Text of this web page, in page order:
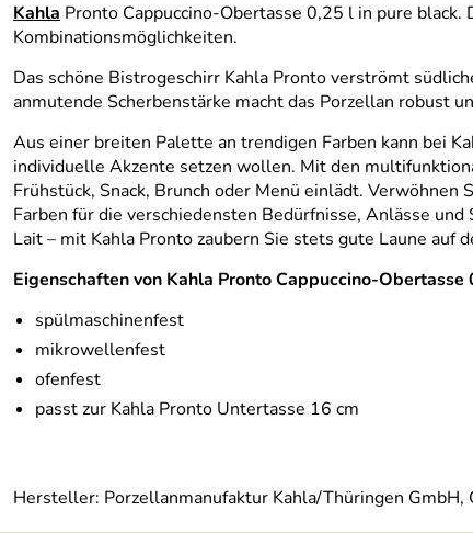
Kahla Pronto Cappuccino-Obertasse 0,25 l in pure
Kombinationsmöglichkeiten.
Das schöne Bistrogeschirr Kahla Pronto verströmt
anmutende Scherbenstärke macht das Porzellan robust
Aus einer breiten Palette an trendigen Farben kann bei
individuelle Akzente setzen wollen. Mit den
Frühstück, Snack, Brunch oder Menü einlädt.
Farben für die verschiedensten Bedürfnisse, Anlässe
Lait – mit Kahla Pronto zaubern Sie stets gute Laune auf
Eigenschaften von Kahla Pronto Cappuccino-
spülmaschinenfest
mikrowellenfest
ofenfest
passt zur Kahla Pronto Untertasse 16 cm
Hersteller: Porzellanmanufaktur Kahla/Thüringen